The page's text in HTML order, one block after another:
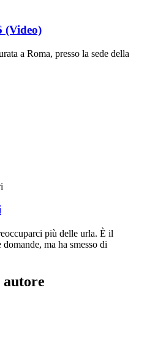
(Video)
a Roma, presso la sede della
più delle urla. È il
ma ha smesso di
autore